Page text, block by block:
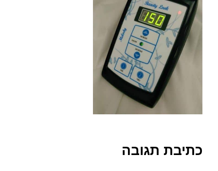
font_download סמן קישורים
לאפס
את
כל
האפשרויות
cached
כתיבת תגובה